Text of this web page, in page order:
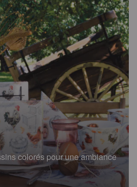
colorés pour une ambiance